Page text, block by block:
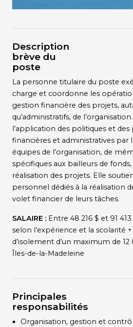
Description
brève du
poste
La personne titulaire du poste
charge et coordonne les
gestion financière des projets,
qu’administratifs, de
l’application des politiques et
financières et administratives par
équipes de l’organisation, de
spécifiques aux bailleurs de
réalisation des projets. Elle
personnel dédiés à la réalisation
volet financier de leurs tâches.
SALAIRE : Entre 48 216 $ et 91
selon l’expérience et la scolarité
d’isolement d’un maximum de 12
Îles-de-la-Madeleine
Principales
responsabilités
Organisation, gestion et